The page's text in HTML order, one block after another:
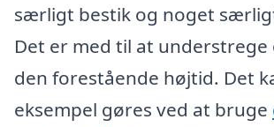
særligt bestik og noget
Det er med til at understrege
den forestående højtid. Det
eksempel gøres ved at bruge